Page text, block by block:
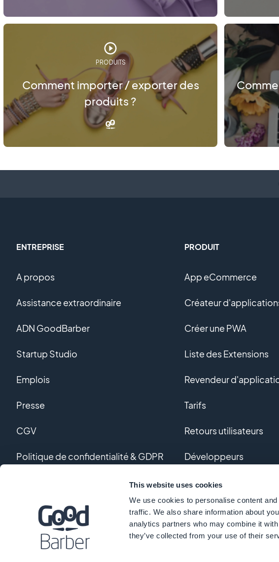
This website uses cookies
We use cookies to personalise content
traffic. We also share information about
analytics partners who may combine it
they’ve collected from your use of their
PRODUITS
Comment importer / exporter des
produits ?
ENTREPRISE
A propos
Assistance extraordinaire
ADN GoodBarber
Startup Studio
Emplois
Presse
CGV
Politique de confidentialité & GDPR
PRODUIT
App eCommerce
Créateur
Créer une PWA
Liste des Extensions
Revendeur
Tarifs
Retours utilisateurs
Développeurs
Développement sur-
Glossaire